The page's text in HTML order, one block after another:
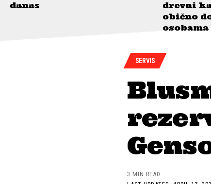
danas
drevni
obično
osobama
SERVIS
3 MIN READ